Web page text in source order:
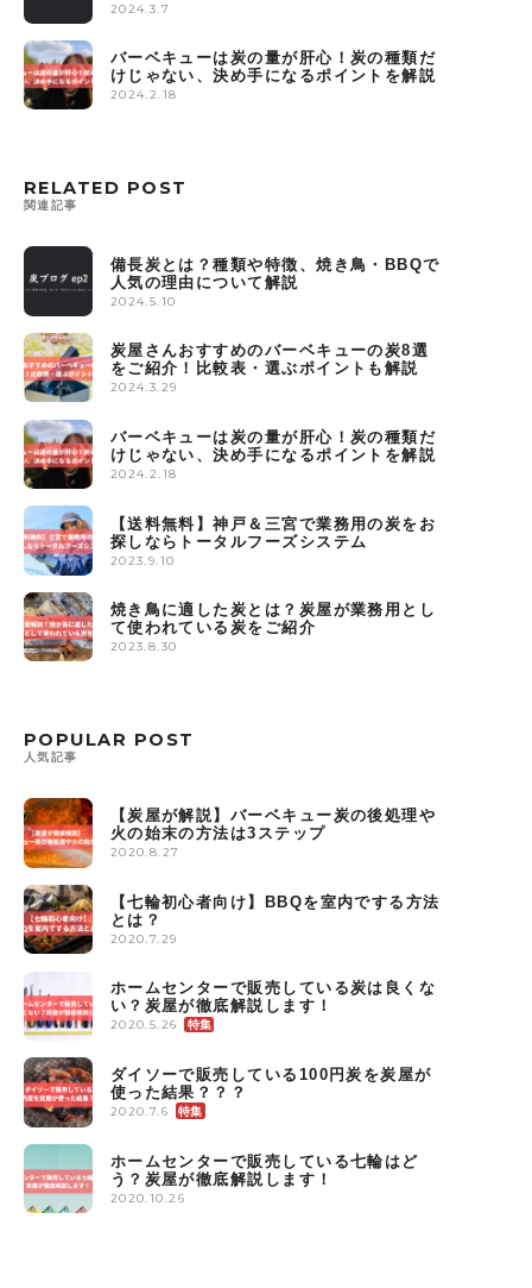
2024.3.7
バーベキューは炭の量が肝心！炭の種類だ
けじゃない、決め手になるポイントを解説
2024.2.18
RELATED POST
関連記事
備長炭とは？種類や特徴、焼き鳥・BBQで
人気の理由について解説
2024.5.10
炭屋さんおすすめのバーベキューの炭8選
をご紹介！比較表・選ぶポイントも解説
2024.3.29
バーベキューは炭の量が肝心！炭の種類だ
けじゃない、決め手になるポイントを解説
2024.2.18
【送料無料】神戸＆三宮で業務用の炭をお
探しならトータルフーズシステム
2023.9.10
焼き鳥に適した炭とは？炭屋が業務用とし
て使われている炭をご紹介
2023.8.30
POPULAR POST
人気記事
【炭屋が解説】バーベキュー炭の後処理や
火の始末の方法は3ステップ
2020.8.27
【七輪初心者向け】BBQを室内でする方法
とは？
2020.7.29
ホームセンターで販売している炭は良くな
い？炭屋が徹底解説します！
2020.5.26
ダイソーで販売している100円炭を炭屋が
使った結果？？？
2020.7.6
ホームセンターで販売している七輪はど
う？炭屋が徹底解説します！
2020.10.26